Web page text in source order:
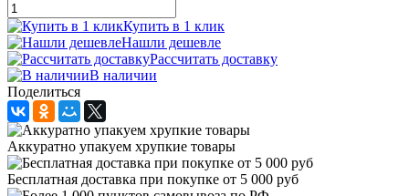
Купить в 1 клик
Нашли дешевле
Рассчитать доставку
В наличии
Поделиться
Аккуратно упакуем хрупкие товары
Бесплатная доставка при покупке от 5 000 руб